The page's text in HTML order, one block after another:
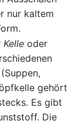
nur kaltem
Kelleoder
gehört
Es gibt
Die